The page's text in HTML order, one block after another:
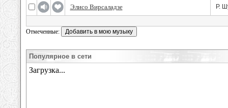
Элисо Вирсаладзе
Р.
Отмеченные:
Популярное в сети